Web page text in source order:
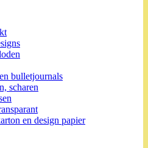
bulletjournals
scharen
en design papier